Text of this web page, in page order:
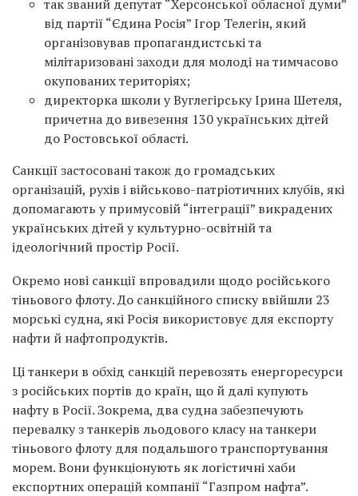
так званий депутат “Херсонської обласної думи”
від партії “Єдина Росія” Ігор Телегін, який
організовував пропагандистські та
мілітаризовані заходи для молоді на тимчасово
окупованих територіях;
директорка школи у Вуглегірську Ірина Шетеля,
причетна до вивезення 130 українських дітей
до Ростовської області.
Санкції застосовані також до громадських
організацій, рухів і військово-патріотичних клубів, які
допомагають у примусовій “інтеграції” викрадених
українських дітей у культурно-освітній та
ідеологічний простір Росії.
Окремо нові санкції впровадили щодо російського
тіньового флоту. До санкційного списку ввійшли 23
морські судна, які Росія використовує для експорту
нафти й нафтопродуктів.
Ці танкери в обхід санкцій перевозять енергоресурси
з російських портів до країн, що й далі купують
нафту в Росії. Зокрема, два судна забезпечують
перевалку з танкерів льодового класу на танкери
тіньового флоту для подальшого транспортування
морем. Вони функціонують як логістичні хаби
експортних операцій компанії “Газпром нафта”.